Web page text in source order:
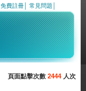
免費註冊 常見問題
2444